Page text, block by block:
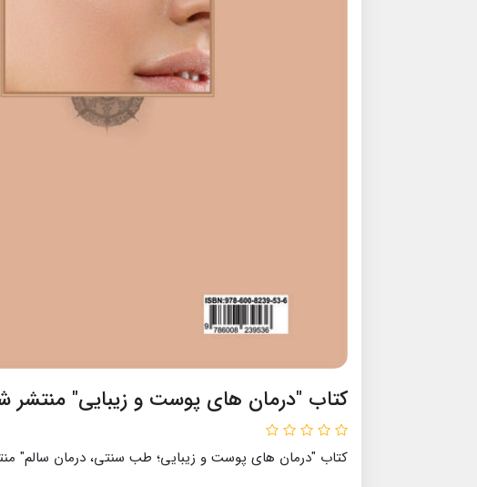
کتاب "درمان‌ هاى پوست و زيبايى" منتشر
کتاب "درمان‌ هاى پوست و زيبايى؛ طب سنتى، درمان سالم"